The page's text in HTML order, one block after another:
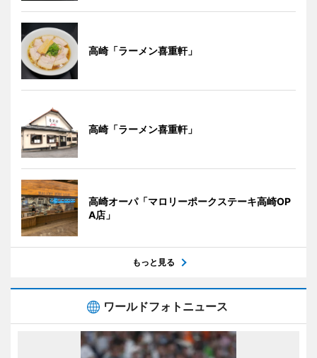
高崎「ラーメン喜重軒」
高崎「ラーメン喜重軒」
高崎オーパ「マロリーポークステーキ高崎OP
A店」
もっと見る
ワールドフォトニュース